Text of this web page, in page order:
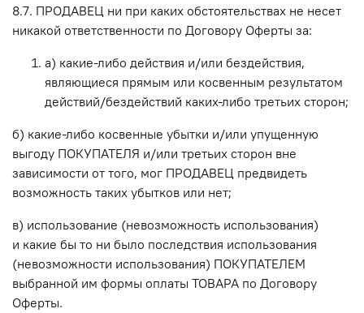
8.7. ПРОДАВЕЦ ни при каких обстоятельствах не несет
никакой ответственности по Договору Оферты за:
a) какие-либо действия и/или бездействия,
являющиеся прямым или косвенным результатом
действий/бездействий каких-либо третьих сторон;
б) какие-либо косвенные убытки и/или упущенную
выгоду ПОКУПАТЕЛЯ и/или третьих сторон вне
зависимости от того, мог ПРОДАВЕЦ предвидеть
возможность таких убытков или нет;
в) использование (невозможность использования)
и какие бы то ни было последствия использования
(невозможности использования) ПОКУПАТЕЛЕМ
выбранной им формы оплаты ТОВАРА по Договору
Оферты.